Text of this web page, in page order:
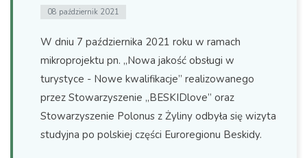
08 październik 2021
W dniu 7 października 2021 roku w ramach
mikroprojektu pn. „Nowa jakość obsługi w
turystyce - Nowe kwalifikacje” realizowanego
przez Stowarzyszenie „BESKIDlove” oraz
Stowarzyszenie Polonus z Żyliny odbyła się wizyta
studyjna po polskiej części Euroregionu Beskidy.